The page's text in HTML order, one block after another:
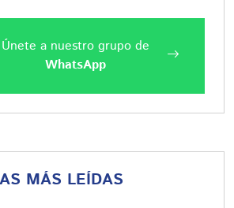
Únete a nuestro grupo de
WhatsApp
MÁS LEÍDAS